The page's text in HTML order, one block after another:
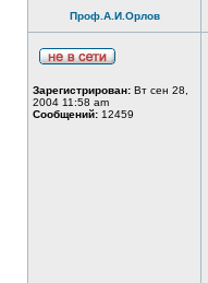
Проф.А.И.Орлов
Зарегистрирован: Вт сен 28,
2004 11:58 am
Сообщений: 12459